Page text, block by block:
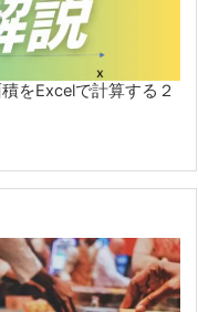
をExcelで計算する２